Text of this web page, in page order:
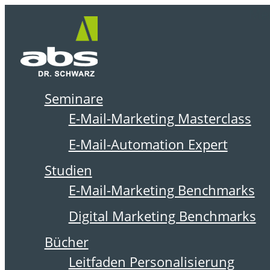
springen
Seminare
E-Mail-Marketing Masterclass
E-Mail-Automation Expert
Studien
E-Mail-Marketing Benchmarks
Digital Marketing Benchmarks
Bücher
Leitfaden Personalisierung
DER ABSOLIT BLOG